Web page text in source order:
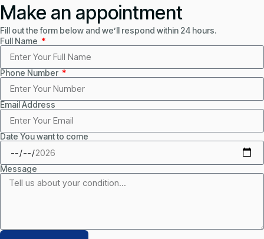
Make an appointment
Fill out the form below and we’ll respond within 24 hours.
Full Name
Phone Number
Email Address
Date You want to come
Message